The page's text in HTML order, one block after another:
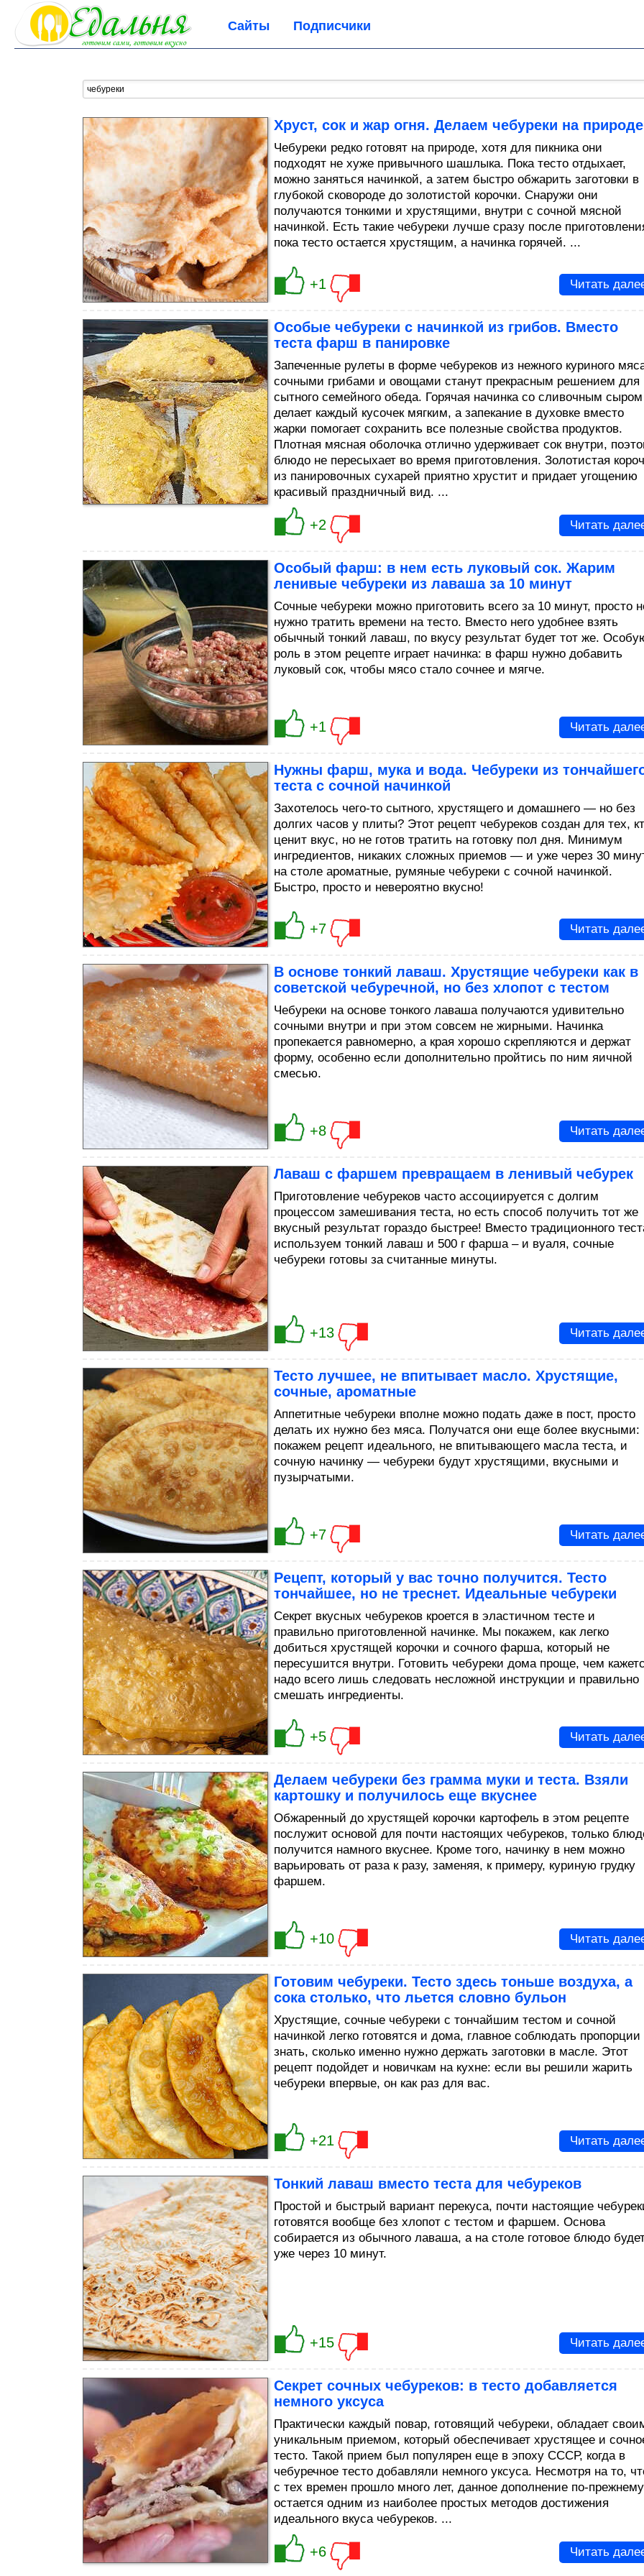
Сайты Подписчики
Хруст, сок и жар огня. Делаем чебуреки на природе
Чебуреки редко готовят на природе, хотя для пикника они
подходят не хуже привычного шашлыка. Пока тесто отдыхает,
можно заняться начинкой, а затем быстро обжарить заготовки в
глубокой сковороде до золотистой корочки. Снаружи они
получаются тонкими и хрустящими, внутри с сочной мясной
начинкой. Есть такие чебуреки лучше сразу после
пока тесто остается хрустящим, а начинка горячей. ...
+1 Читать
Особые чебуреки с начинкой из грибов. Вместо
теста фарш в панировке
Запеченные рулеты в форме чебуреков из нежного куриного
сочными грибами и овощами станут прекрасным решением для
сытного семейного обеда. Горячая начинка со сливочным сыром
делает каждый кусочек мягким, а запекание в духовке вместо
жарки помогает сохранить все полезные свойства продуктов.
Плотная мясная оболочка отлично удерживает сок внутри,
блюдо не пересыхает во время приготовления. Золотистая
из панировочных сухарей приятно хрустит и придает угощению
красивый праздничный вид. ...
+2 Читать
Особый фарш: в нем есть луковый сок. Жарим
ленивые чебуреки из лаваша за 10 минут
Сочные чебуреки можно приготовить всего за 10 минут, просто
нужно тратить времени на тесто. Вместо него удобнее взять
обычный тонкий лаваш, по вкусу результат будет тот же.
роль в этом рецепте играет начинка: в фарш нужно добавить
луковый сок, чтобы мясо стало сочнее и мягче.
+1 Читать
Нужны фарш, мука и вода. Чебуреки из
теста с сочной начинкой
Захотелось чего-то сытного, хрустящего и домашнего — но без
долгих часов у плиты? Этот рецепт чебуреков создан для тех,
ценит вкус, но не готов тратить на готовку пол дня. Минимум
ингредиентов, никаких сложных приемов — и уже через 30
на столе ароматные, румяные чебуреки с сочной начинкой.
Быстро, просто и невероятно вкусно!
+7 Читать
В основе тонкий лаваш. Хрустящие чебуреки как в
советской чебуречной, но без хлопот с тестом
Чебуреки на основе тонкого лаваша получаются удивительно
сочными внутри и при этом совсем не жирными. Начинка
пропекается равномерно, а края хорошо скрепляются и держат
форму, особенно если дополнительно пройтись по ним яичной
смесью.
+8 Читать
Лаваш с фаршем превращаем в ленивый чебурек
Приготовление чебуреков часто ассоциируется с долгим
процессом замешивания теста, но есть способ получить тот же
вкусный результат гораздо быстрее! Вместо традиционного
используем тонкий лаваш и 500 г фарша – и вуаля, сочные
чебуреки готовы за считанные минуты.
+13 Читать
Тесто лучшее, не впитывает масло. Хрустящие,
сочные, ароматные
Аппетитные чебуреки вполне можно подать даже в пост, просто
делать их нужно без мяса. Получатся они еще более вкусными:
покажем рецепт идеального, не впитывающего масла теста, и
сочную начинку — чебуреки будут хрустящими, вкусными и
пузырчатыми.
+7 Читать
Рецепт, который у вас точно получится. Тесто
тончайшее, но не треснет. Идеальные чебуреки
Секрет вкусных чебуреков кроется в эластичном тесте и
правильно приготовленной начинке. Мы покажем, как легко
добиться хрустящей корочки и сочного фарша, который не
пересушится внутри. Готовить чебуреки дома проще, чем
надо всего лишь следовать несложной инструкции и правильно
смешать ингредиенты.
+5 Читать
Делаем чебуреки без грамма муки и теста. Взяли
картошку и получилось еще вкуснее
Обжаренный до хрустящей корочки картофель в этом рецепте
послужит основой для почти настоящих чебуреков, только
получится намного вкуснее. Кроме того, начинку в нем можно
варьировать от раза к разу, заменяя, к примеру, куриную грудку
фаршем.
+10 Читать
Готовим чебуреки. Тесто здесь тоньше воздуха, а
сока столько, что льется словно бульон
Хрустящие, сочные чебуреки с тончайшим тестом и сочной
начинкой легко готовятся и дома, главное соблюдать пропорции
знать, сколько именно нужно держать заготовки в масле. Этот
рецепт подойдет и новичкам на кухне: если вы решили жарить
чебуреки впервые, он как раз для вас.
+21 Читать
Тонкий лаваш вместо теста для чебуреков
Простой и быстрый вариант перекуса, почти настоящие
готовятся вообще без хлопот с тестом и фаршем. Основа
собирается из обычного лаваша, а на столе готовое блюдо
уже через 10 минут.
+15 Читать
Секрет сочных чебуреков: в тесто добавляется
немного уксуса
Практически каждый повар, готовящий чебуреки, обладает
уникальным приемом, который обеспечивает хрустящее и
тесто. Такой прием был популярен еще в эпоху СССР, когда в
чебуречное тесто добавляли немного уксуса. Несмотря на то,
с тех времен прошло много лет, данное дополнение по-прежнему
остается одним из наиболее простых методов достижения
идеального вкуса чебуреков. ...
+6 Читать